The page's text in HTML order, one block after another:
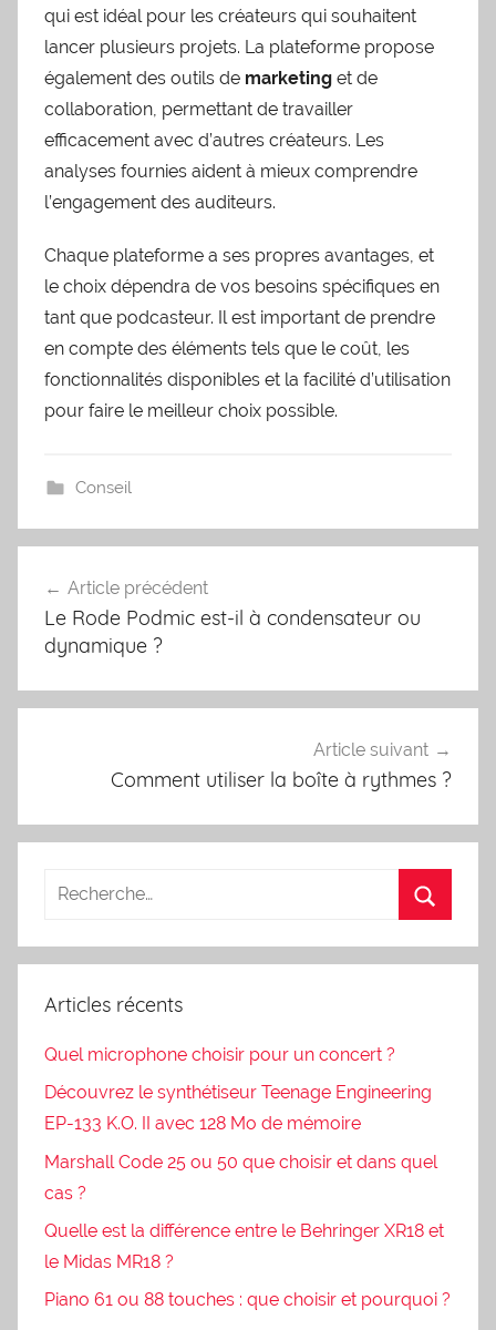
qui est idéal pour les créateurs qui souhaitent
lancer plusieurs projets. La plateforme propose
également des outils de marketing et de
collaboration, permettant de travailler
efficacement avec d’autres créateurs. Les
analyses fournies aident à mieux comprendre
l’engagement des auditeurs.
Chaque plateforme a ses propres avantages, et
le choix dépendra de vos besoins spécifiques en
tant que podcasteur. Il est important de prendre
en compte des éléments tels que le coût, les
fonctionnalités disponibles et la facilité d’utilisation
pour faire le meilleur choix possible.
Conseil
de
l’article
Article précédent
Le Rode Podmic est-il à condensateur ou
dynamique ?
Article suivant
Comment utiliser la boîte à rythmes ?
Articles récents
Quel microphone choisir pour un concert ?
Découvrez le synthétiseur Teenage Engineering
EP-133 K.O. II avec 128 Mo de mémoire
Marshall Code 25 ou 50 que choisir et dans quel
cas ?
Quelle est la différence entre le Behringer XR18 et
le Midas MR18 ?
Piano 61 ou 88 touches : que choisir et pourquoi ?